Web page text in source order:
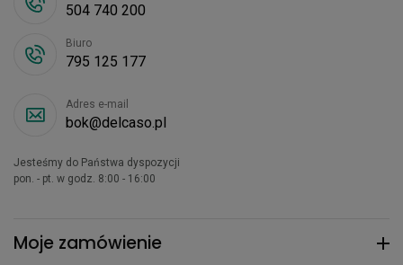
Moje zamówienie
504 740 200
Biuro
795 125 177
Adres e-mail
bok@delcaso.pl
Jesteśmy do Państwa dyspozycji
pon. - pt. w godz. 8:00 - 16:00